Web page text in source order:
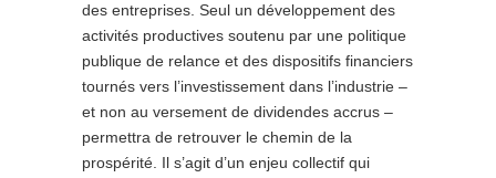
des entreprises. Seul un développement des
activités productives soutenu par une politique
publique de relance et des dispositifs financiers
tournés vers l’investissement dans l’industrie –
et non au versement de dividendes accrus –
permettra de retrouver le chemin de la
prospérité. Il s’agit d’un enjeu collectif qui